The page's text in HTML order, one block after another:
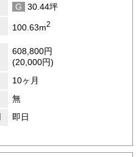
G
30.44坪
100.63m2
608,800円
(20,000円)
10ヶ月
無
即日